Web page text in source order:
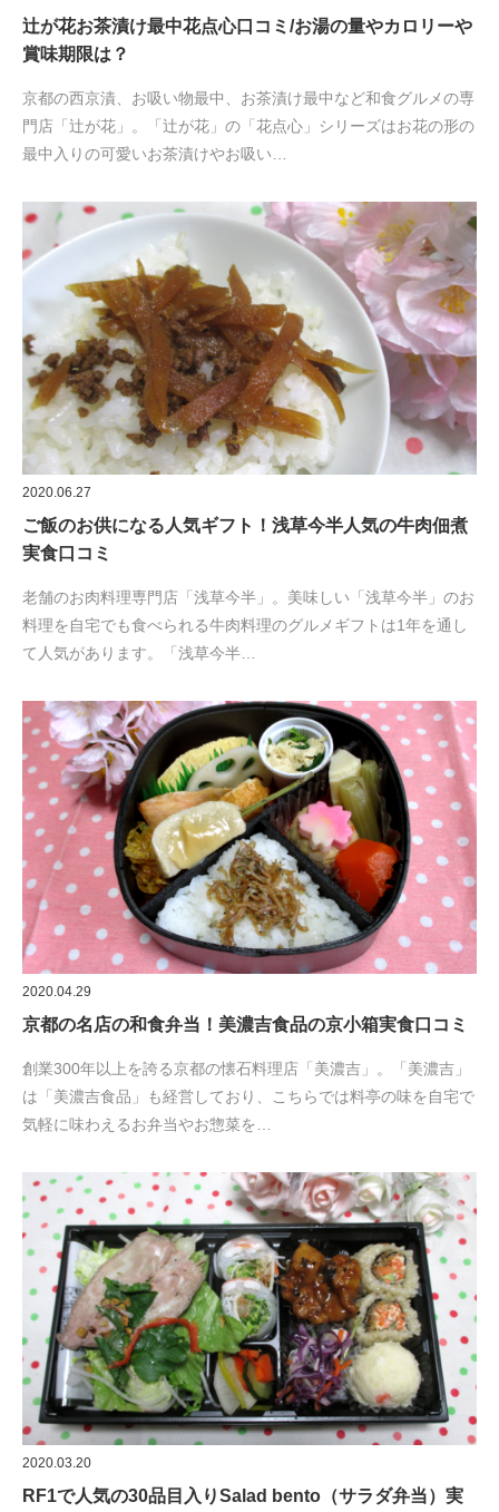
辻が花お茶漬け最中花点心口コミ/お湯の量やカロリーや
賞味期限は？
京都の西京漬、お吸い物最中、お茶漬け最中など和食グルメの専
門店「辻が花」。「辻が花」の「花点心」シリーズはお花の形の
最中入りの可愛いお茶漬けやお吸い…
2020.06.27
ご飯のお供になる人気ギフト！浅草今半人気の牛肉佃煮
実食口コミ
老舗のお肉料理専門店「浅草今半」。美味しい「浅草今半」のお
料理を自宅でも食べられる牛肉料理のグルメギフトは1年を通し
て人気があります。「浅草今半…
2020.04.29
京都の名店の和食弁当！美濃吉食品の京小箱実食口コミ
創業300年以上を誇る京都の懐石料理店「美濃吉」。「美濃吉」
は「美濃吉食品」も経営しており、こちらでは料亭の味を自宅で
気軽に味わえるお弁当やお惣菜を…
2020.03.20
RF1で人気の30品目入りSalad bento（サラダ弁当）実